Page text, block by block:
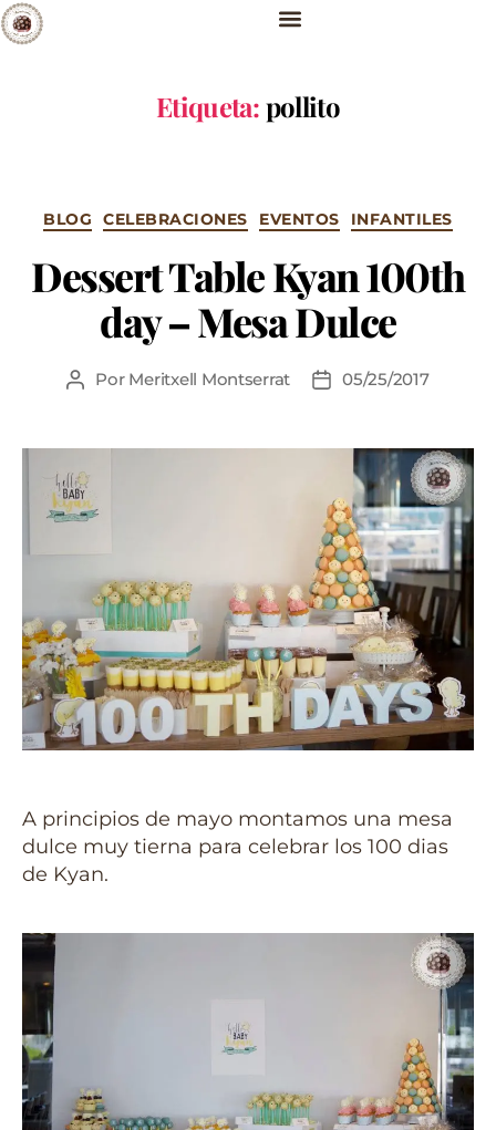
Etiqueta:pollito
BLOG CELEBRACIONES EVENTOS INFANTILES
Dessert Table Kyan 100th
day – Mesa Dulce
Por Meritxell Montserrat 05/25/2017
A principios de mayo montamos una mesa
dulce muy tierna para celebrar los 100 dias
de Kyan.